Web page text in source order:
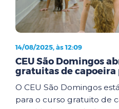
14/08/2025, às 12:09
CEU São Domingos
gratuitas de capoeira
O CEU São Domingos
para o curso gratuito de